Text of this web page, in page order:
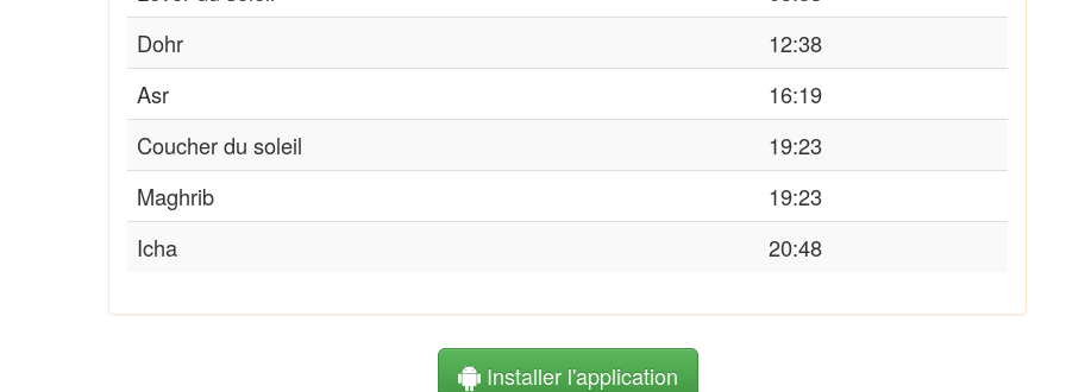
Dohr
12:38
Asr
16:19
Coucher du soleil
19:23
Maghrib
19:23
Icha
20:48
Installer l'application